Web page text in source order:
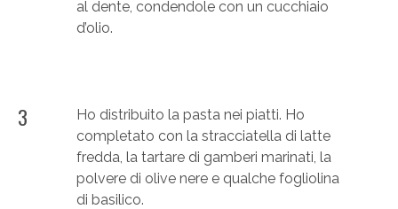
al dente, condendole con un cucchiaio
d’olio.
3
Ho distribuito la pasta nei piatti. Ho
completato con la stracciatella di latte
fredda, la tartare di gamberi marinati, la
polvere di olive nere e qualche fogliolina
di basilico.